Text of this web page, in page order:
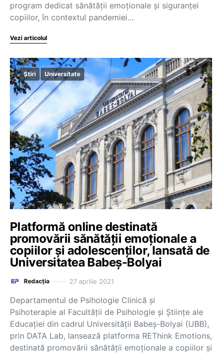
program dedicat sănătății emoționale și siguranței
copiilor, în contextul pandemiei…
Vezi articolul
Știri Universitate
Platformă online destinată
promovării sănătății emoționale a
copiilor și adolescenților, lansată de
Universitatea Babeș-Bolyai
Redacția 27 aprilie 2021
Departamentul de Psihologie Clinică și
Psihoterapie al Facultății de Psihologie și Științe ale
Educației din cadrul Universității Babeș-Bolyai (UBB),
prin DATA Lab, lansează platforma REThink Emotions,
destinată promovării sănătății emoționale a copiilor și